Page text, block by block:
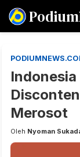
Merosot
Oleh Nyoman